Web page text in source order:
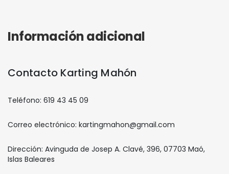
Información adicional
Contacto Karting Mahón
Teléfono: 619 43 45 09
Correo electrónico: kartingmahon@gmail.com
Dirección: Avinguda de Josep A. Clavé, 396, 07703 Maó,
Islas Baleares